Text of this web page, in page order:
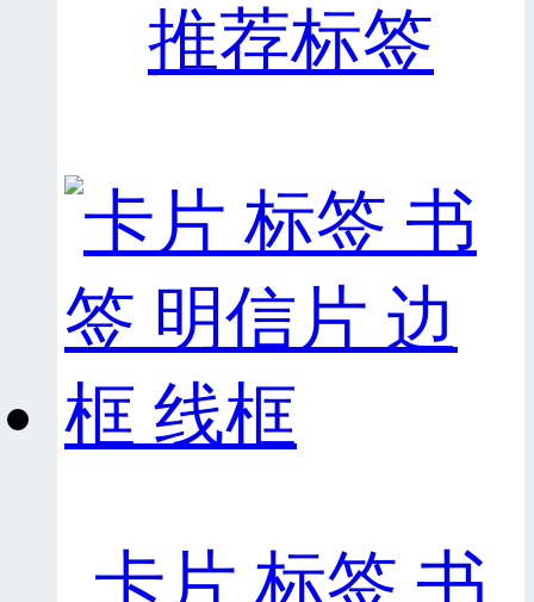
推荐标签
卡片 标签 书